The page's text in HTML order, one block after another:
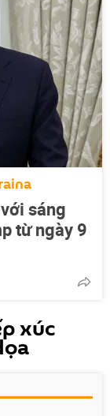
sáng
từ ngày 9
xúc